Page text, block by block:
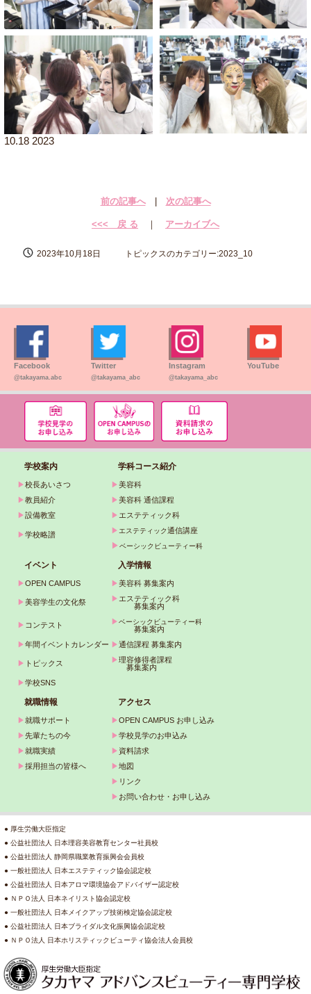
10.18 2023
前の記事へ| 次の記事へ
<<< 戻 る ｜ アーカイブへ
2023年10月18日 トピックスのカテゴリー:2023_10
Facebook
@takayama.abc
Twitter
@takayama_abc
Instagram
@takayama_abc
YouTube
学校案内 学科コース紹介
▶校長あいさつ ▶美容科
▶教員紹介 ▶美容科 通信課程
▶設備教室 ▶ エステティック科
▶学校略譜 ▶ エステティック通信講座
▶ベーシックビューティー科
イベント 入学情報
▶OPEN CAMPUS ▶美容科 募集案内
▶美容学生の文化祭 ▶ エステティック科
募集案内
▶ コンテスト ▶ベーシックビューティー科
募集案内
▶年間イベントカレンダー ▶通信課程 募集案内
▶ トピックス ▶理容修得者課程
募集案内
▶学校SNS
就職情報 アクセス
▶就職サポート ▶OPEN CAMPUS お申し込み
▶先輩たちの今 ▶学校見学のお申込み
▶就職実績 ▶ 資料請求
▶採用担当の皆様へ ▶地図
▶ リンク
▶ お問い合わせ・お申し込み
● 厚生労働大臣指定
● 公益社団法人 日本理容美容教育センター社員校
● 公益社団法人 静岡県職業教育振興会会員校
● 一般社団法人 日本エステティック協会認定校
● 公益社団法人 日本アロマ環境協会アドバイザー認定校
● ＮＰＯ法人 日本ネイリスト協会認定校
● 一般社団法人 日本メイクアップ技術検定協会認定校
● 公益社団法人 日本ブライダル文化振興協会認定校
● ＮＰＯ法人 日本ホリスティックビューティ協会法人会員校